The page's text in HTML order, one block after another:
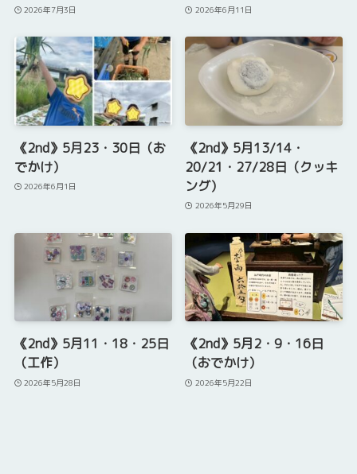
2026年7月3日 2026年6月11日
《2nd》5月23・30日（お
でかけ）
2026年6月1日
《2nd》5月13/14・
20/21・27/28日（クッキ
ング）
2026年5月29日
《2nd》5月11・18・25日
（工作）
2026年5月28日
《2nd》5月2・9・16日
（おでかけ）
2026年5月22日